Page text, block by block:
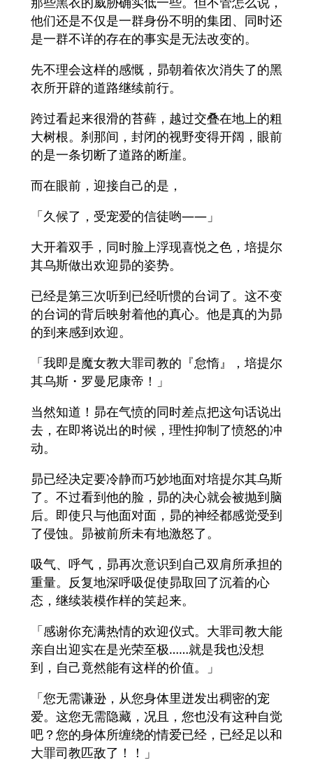
他们还是不仅是一群身份不明的集团、同时还
是一群不详的存在的事实是无法改变的。
先不理会这样的感慨，昴朝着依次消失了的黑
衣所开辟的道路继续前行。
跨过看起来很滑的苔藓，越过交叠在地上的粗
大树根。刹那间，封闭的视野变得开阔，眼前
的是一条切断了道路的断崖。
而在眼前，迎接自己的是，
「久候了，受宠爱的信徒哟——」
大开着双手，同时脸上浮现喜悦之色，培提尔
其乌斯做出欢迎昴的姿势。
已经是第三次听到已经听惯的台词了。这不变
的台词的背后映射着他的真心。他是真的为昴
的到来感到欢迎。
「我即是魔女教大罪司教的『怠惰』，培提尔
其乌斯・罗曼尼康帝！」
当然知道！昴在气愤的同时差点把这句话说出
去，在即将说出的时候，理性抑制了愤怒的冲
动。
昴已经决定要冷静而巧妙地面对培提尔其乌斯
了。不过看到他的脸，昴的决心就会被抛到脑
后。即使只与他面对面，昴的神经都感觉受到
了侵蚀。昴被前所未有地激怒了。
吸气、呼气，昴再次意识到自己双肩所承担的
重量。反复地深呼吸促使昴取回了沉着的心
态，继续装模作样的笑起来。
「感谢你充满热情的欢迎仪式。大罪司教大能
亲自出迎实在是光荣至极……就是我也没想
到，自己竟然能有这样的价值。」
「您无需谦逊，从您身体里迸发出稠密的宠
爱。这您无需隐藏，况且，您也没有这种自觉
吧？您的身体所缠绕的情爱已经，已经足以和
大罪司教匹敌了！！」